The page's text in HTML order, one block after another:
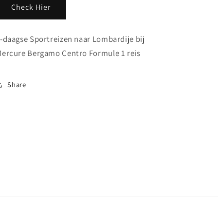
Check Hier
daagse Sportreizen naar Lombardije bij
Bergamo Centro Formule 1 reis
Share